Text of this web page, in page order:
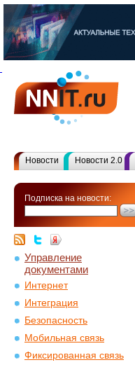
Новости Новости 2.0
Подписка на новости:
Управление
документами
Интернет
Интеграция
Безопасность
Мобильная связь
Фиксированная связь